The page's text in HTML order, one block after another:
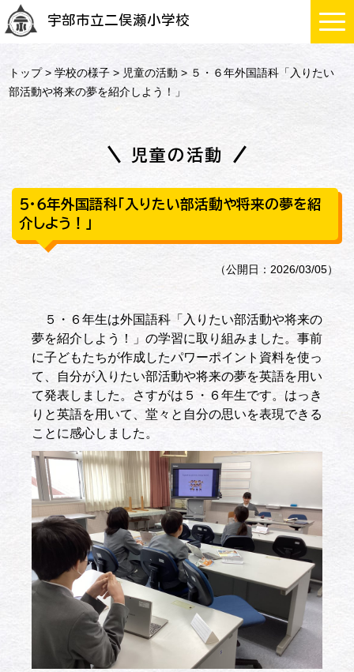
宇部市立二俣瀬小学校
トップ>学校の様子 > 児童の活動 > ５・６年外国語科「入りたい
部活動や将来の夢を紹介しよう！」
児童の活動
５・６年外国語科「入りたい部活動や将来の夢を紹
介しよう！」
（公開日：2026/03/05）
５・６年生は外国語科「入りたい部活動や将来の
夢を紹介しよう！」の学習に取り組みました。事前
に子どもたちが作成したパワーポイント資料を使っ
て、自分が入りたい部活動や将来の夢を英語を用い
て発表しました。さすがは５・６年生です。はっき
りと英語を用いて、堂々と自分の思いを表現できる
ことに感心しました。